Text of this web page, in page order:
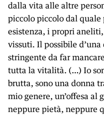
dalla vita alle altre
piccolo piccolo dal
esistenza, i propri
vissuti. Il possibile
stringente da far
tutta la vitalità. (…) Io
brutta, sono una donna
mio genere, un’offesa al
neppure pietà, neppure